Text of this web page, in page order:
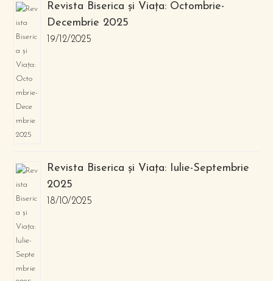
Revista Biserica și Viața: Octombrie-
Decembrie 2025
19/12/2025
Revista Biserica și Viața: Iulie-Septembrie
2025
18/10/2025